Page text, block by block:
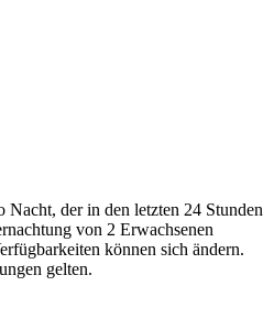
Nacht, der in den letzten 24 Stunden
von 2 Erwachsenen
können sich ändern.
gelten.